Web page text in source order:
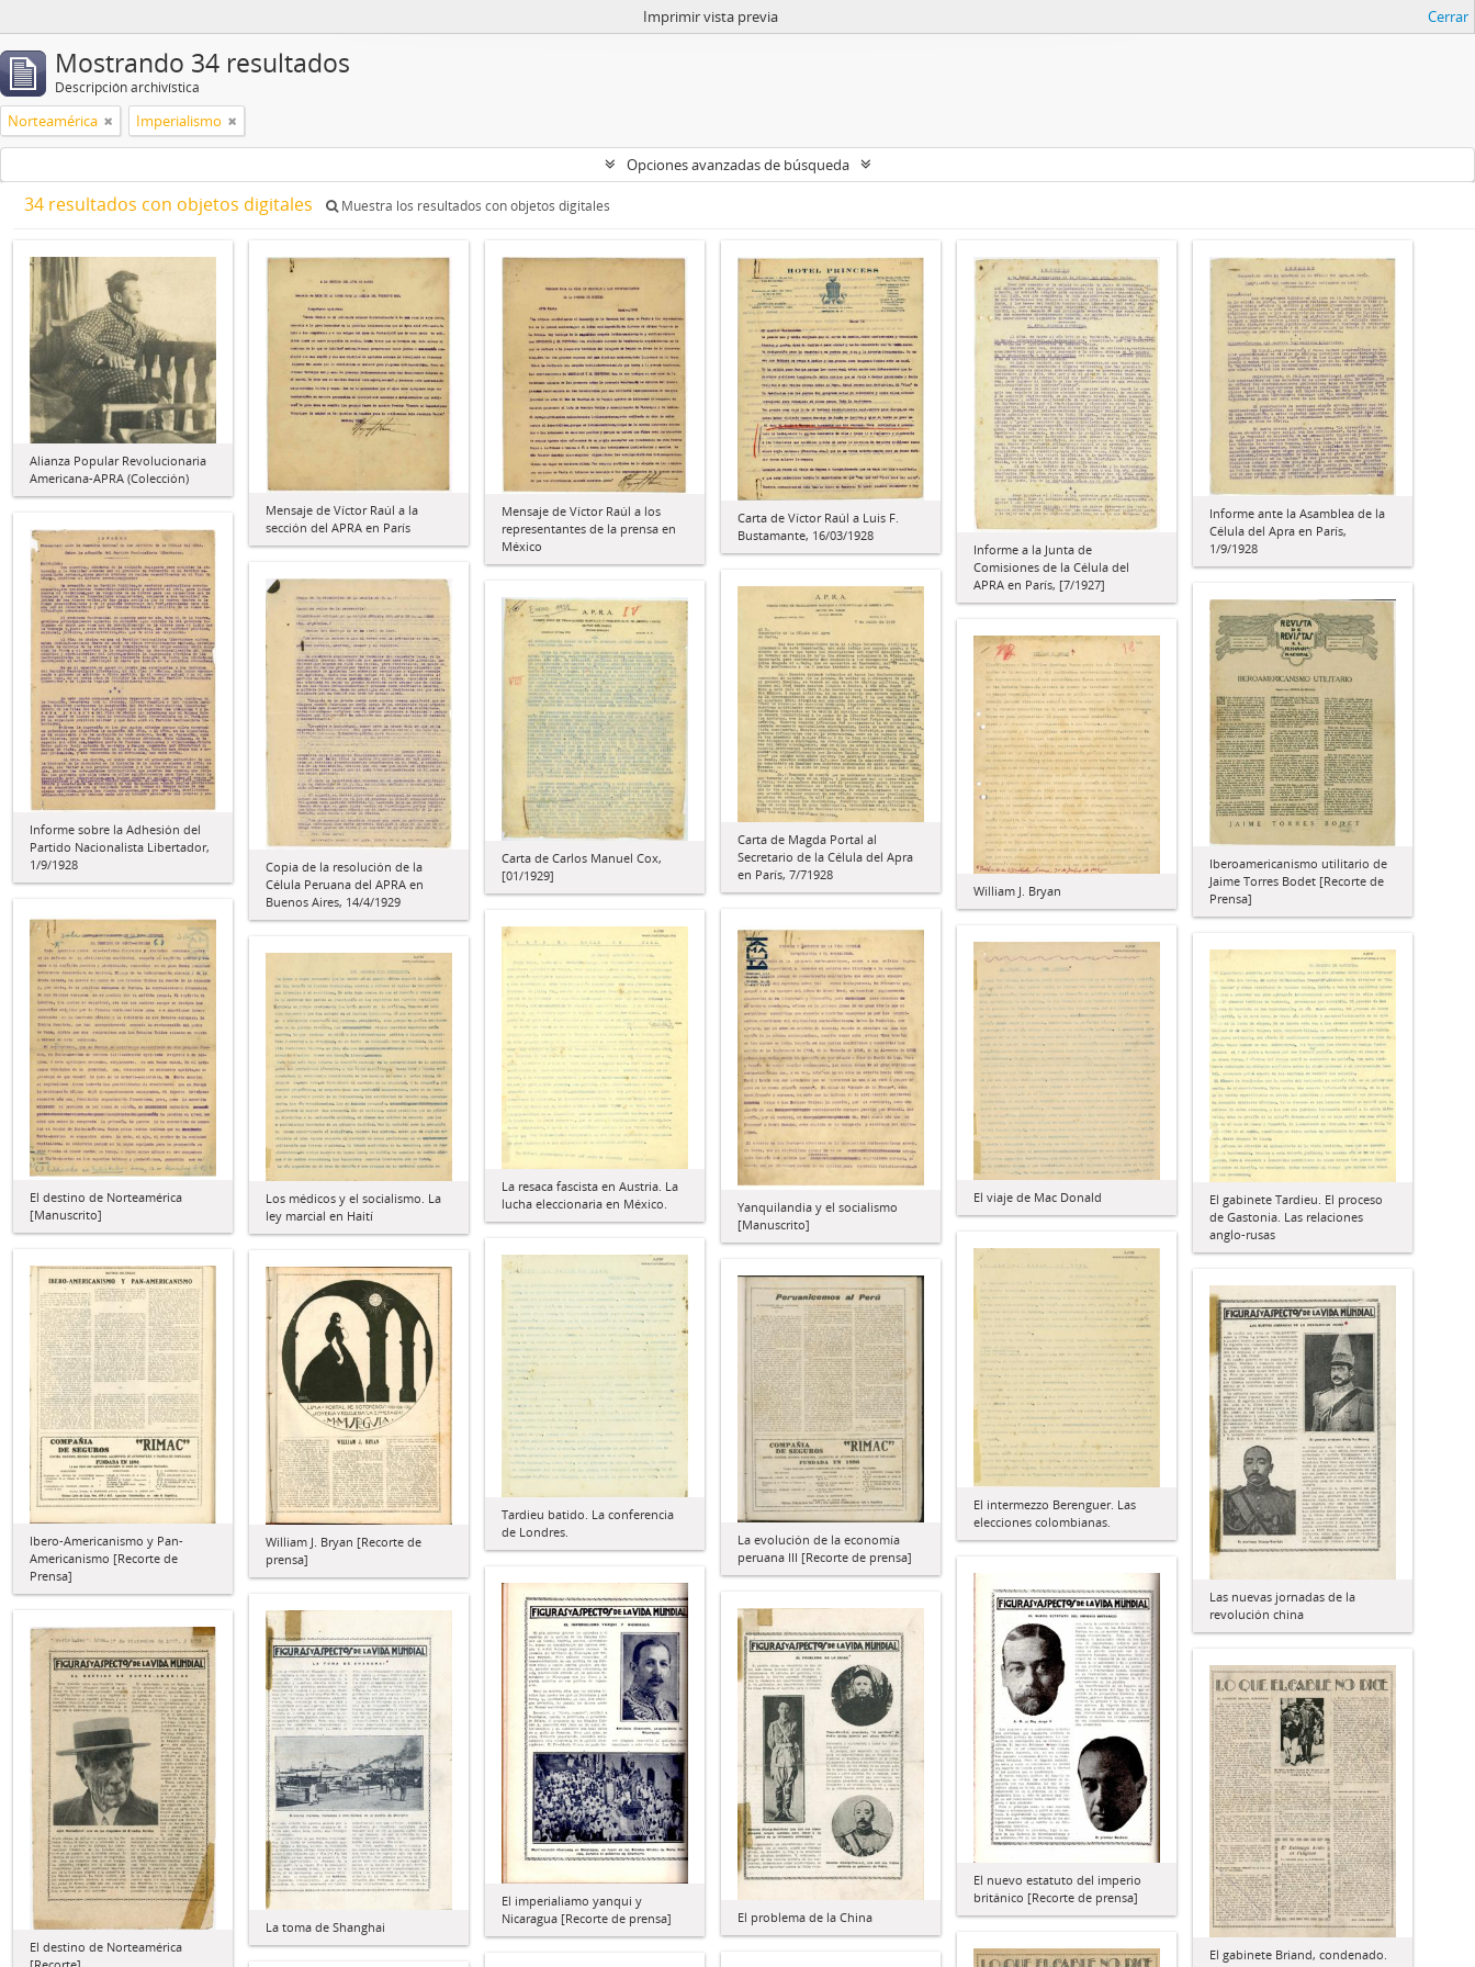
Imprimir vista previa Cerrar
Mostrando 34 resultados
Descripción archivística
Norteamérica Imperialismo
Opciones avanzadas de búsqueda
34 resultados con objetos digitales Muestra los resultados con objetos digitales
Alianza Popular Revolucionaria
Americana-APRA (Colección)
Mensaje de Víctor Raúl a la
sección del APRA en París
Mensaje de Víctor Raúl a los
representantes de la prensa en
México
Carta de Víctor Raúl a Luis F.
Bustamante, 16/03/1928
Informe a la Junta de
Comisiones de la Célula del
APRA en París, [7/1927]
Informe ante la Asamblea de la
Célula del Apra en París,
1/9/1928
Informe sobre la Adhesión del
Partido Nacionalista Libertador,
1/9/1928
Copia de la resolución de la
Célula Peruana del APRA en
Buenos Aires, 14/4/1929
Carta de Magda Portal al
Secretario de la Célula del Apra
en París, 7/71928
Carta de Carlos Manuel Cox,
[01/1929]
Iberoamericanismo utilitario de
Jaime Torres Bodet [Recorte de
Prensa]
William J. Bryan
El destino de Norteamérica
[Manuscrito]
Yanquilandia y el socialismo
[Manuscrito]
La resaca fascista en Austria. La
lucha eleccionaria en México.
El viaje de Mac Donald
El gabinete Tardieu. El proceso
de Gastonia. Las relaciones
anglo-rusas
Los médicos y el socialismo. La
ley marcial en Haití
El intermezzo Berenguer. Las
elecciones colombianas.
Tardieu batido. La conferencia
de Londres.
Ibero-Americanismo y Pan-
Americanismo [Recorte de
Prensa]
William J. Bryan [Recorte de
prensa]
La evolución de la economía
peruana III [Recorte de prensa]
Las nuevas jornadas de la
revolución china
El nuevo estatuto del imperio
británico [Recorte de prensa]
El imperialiamo yanqui y
Nicaragua [Recorte de prensa]
El problema de la China
La toma de Shanghai
El destino de Norteamérica
El gabinete Briand, condenado.